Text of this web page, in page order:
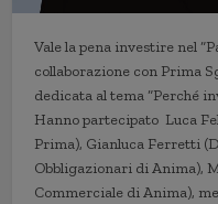
Vale la pena investire nel
collaborazione con Prima
dedicata al tema “Perché
Hanno partecipato Luca
Prima), Gianluca Ferretti
Obbligazionari di Anima),
Commerciale di Anima),